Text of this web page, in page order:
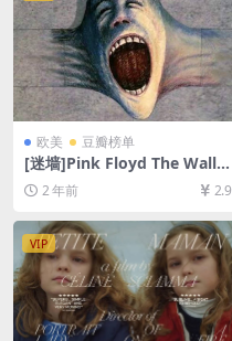
欧美 豆瓣榜单
[迷墙]Pink Floyd The Wall
(1982)[百度网盘+夸克网盘10
80P超清未删减资源][网盘在
英字幕]
2 年前 2.9
VIP